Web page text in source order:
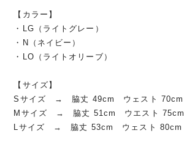
【カラー】
・LG（ライトグレー）
・N（ネイビー）
・LO（ライトオリーブ）
【サイズ】
Sサイズ → 脇丈 49cm ウェスト 70cm
Mサイズ → 脇丈 51cm ウエスト 75cm
Lサイズ → 脇丈 53cm ウェスト 80cm